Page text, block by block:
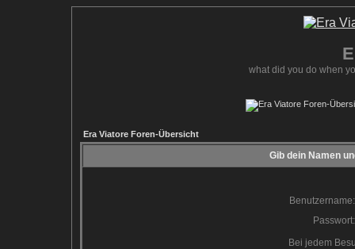
what did you do when
Era Viatore Foren-Übersicht
Gib dein Namen
Benutzername:
Passwort:
Bei jedem